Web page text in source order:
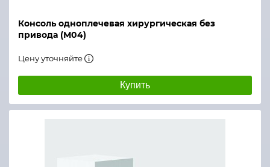
Консоль одноплечевая хирургическая без
привода (М04)
Цену уточняйте
Купить